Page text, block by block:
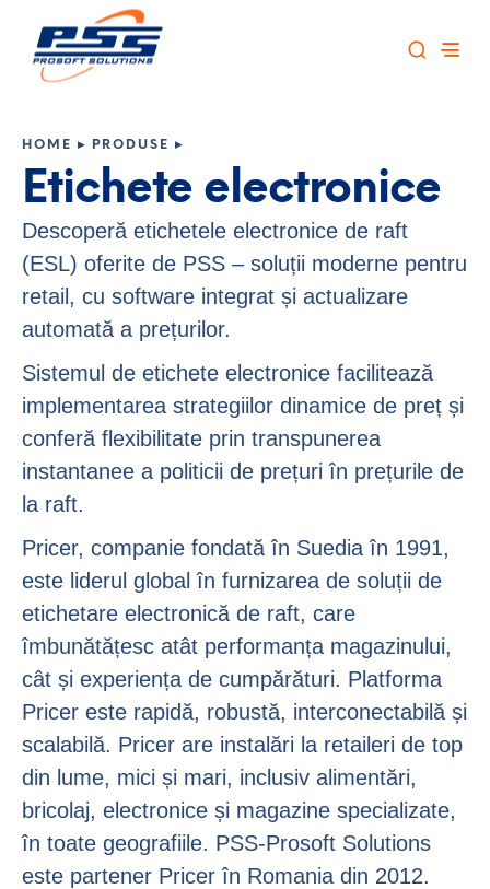
HOME ▸ PRODUSE ▸
Etichete electronice
Descoperă etichetele electronice de raft
(ESL) oferite de PSS – soluții moderne pentru
retail, cu software integrat și actualizare
automată a prețurilor.
Sistemul de etichete electronice facilitează
implementarea strategiilor dinamice de preț și
conferă flexibilitate prin transpunerea
instantanee a politicii de prețuri în prețurile de
la raft.
Pricer, companie fondată în Suedia în 1991,
este liderul global în furnizarea de soluții de
etichetare electronică de raft, care
îmbunătățesc atât performanța magazinului,
cât și experiența de cumpărături. Platforma
Pricer este rapidă, robustă, interconectabilă și
scalabilă. Pricer are instalări la retaileri de top
din lume, mici și mari, inclusiv alimentări,
bricolaj, electronice și magazine specializate,
în toate geografiile. PSS-Prosoft Solutions
este partener Pricer în Romania din 2012.